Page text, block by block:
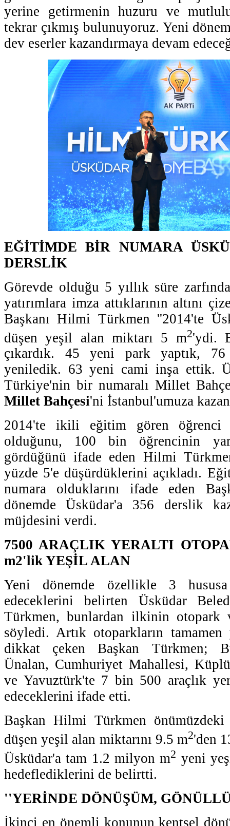
yerine getirmenin huzuru ve
tekrar çıkmış bulunuyoruz. Yeni
dev eserler kazandırmaya devam
EĞİTİMDE BİR NUMARA
DERSLİK
Görevde olduğu 5 yıllık süre
yatırımlara imza attıklarının altını
Başkanı Hilmi Türkmen ''2014'te
düşen yeşil alan miktarı 5 m2'ydi.
çıkardık. 45 yeni park yaptık, 76
yeniledik. 63 yeni cami inşa ettik.
Türkiye'nin bir numaralı Millet
Millet Bahçesi'ni İstanbul'umuza
2014'te ikili eğitim gören öğrenci
olduğunu, 100 bin öğrencinin
gördüğünü ifade eden Hilmi
yüzde 5'e düşürdüklerini açıkladı.
numara olduklarını ifade eden
dönemde Üsküdar'a 356 derslik
müjdesini verdi.
7500 ARAÇLIK YERALTI
m2'lik YEŞİL ALAN
Yeni dönemde özellikle 3
edeceklerini belirten Üsküdar
Türkmen, bunlardan ilkinin otopark
söyledi. Artık otoparkların tamamen
dikkat çeken Başkan Türkmen;
Ünalan, Cumhuriyet Mahallesi,
ve Yavuztürk'te 7 bin 500 araçlık
edeceklerini ifade etti.
Başkan Hilmi Türkmen
düşen yeşil alan miktarını 9.5 m2'den
Üsküdar'a tam 1.2 milyon m2 yeni
hedeflediklerini de belirtti.
''YERİNDE DÖNÜŞÜM,
İkinci en önemli konunun kentsel